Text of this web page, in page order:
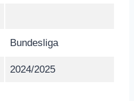
Bundesliga
2024/2025